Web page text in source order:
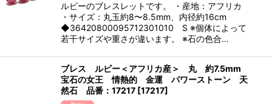
ルビーのブレスレットです。 ・産地：アフリカ
・サイズ：丸玉約8〜8.5mm、内径約16cm
◆36420800095712301010 S ※個体によって
若干サイズや重さが違います。 ※石の色合…
ブレス ルビー＜アフリカ産＞ 丸 約7.5mm
宝石の女王 情熱的 金運 パワーストーン 天
然石 品番：17217 [17217]